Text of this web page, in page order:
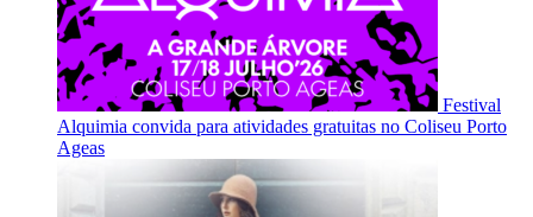
Festival
Alquimia convida para atividades gratuitas no Coliseu Porto
Ageas